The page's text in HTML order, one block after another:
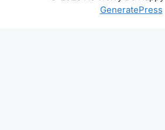
GeneratePress